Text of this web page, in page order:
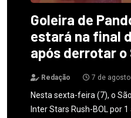
Goleira de
estará na final
após derrotar o
Redação 7 de
Nesta sexta-feira (7), o
Inter Stars Rush-BOL por